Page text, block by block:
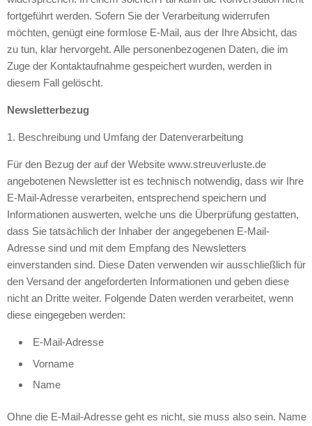
fortgeführt werden. Sofern Sie der Verarbeitung widerrufen
möchten, genügt eine formlose E-Mail, aus der Ihre Absicht, das
zu tun, klar hervorgeht. Alle personenbezogenen Daten, die im
Zuge der Kontaktaufnahme gespeichert wurden, werden in
diesem Fall gelöscht.
Newsletterbezug
1. Beschreibung und Umfang der Datenverarbeitung
Für den Bezug der auf der Website www.streuverluste.de
angebotenen Newsletter ist es technisch notwendig, dass wir Ihre
E-Mail-Adresse verarbeiten, entsprechend speichern und
Informationen auswerten, welche uns die Überprüfung gestatten,
dass Sie tatsächlich der Inhaber der angegebenen E-Mail-
Adresse sind und mit dem Empfang des Newsletters
einverstanden sind. Diese Daten verwenden wir ausschließlich für
den Versand der angeforderten Informationen und geben diese
nicht an Dritte weiter. Folgende Daten werden verarbeitet, wenn
diese eingegeben werden:
E-Mail-Adresse
Vorname
Name
Ohne die E-Mail-Adresse geht es nicht, sie muss also sein. Name